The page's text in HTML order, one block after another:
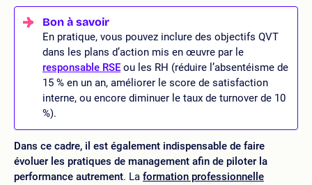
En pratique, vous pouvez inclure des objectifs QVT
dans les plans d’action mis en œuvre par le
responsable RSE ou les RH (réduire l’absentéisme de
15 % en un an, améliorer le score de satisfaction
interne, ou encore diminuer le taux de turnover de 10
%).
Dans ce cadre, il est également indispensable de faire
évoluer les pratiques de management afin de piloter la
performance autrement. La formation professionnelle